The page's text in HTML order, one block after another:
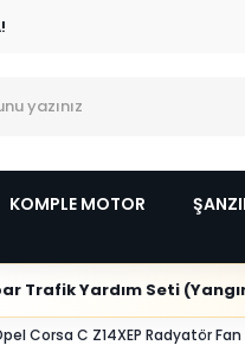
KOMPLE MOTOR
Trafik Yardım Seti
Corsa C Z14XEP Radyatör